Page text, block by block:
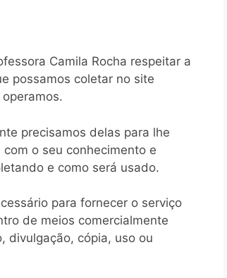
Camila Rocha respeitar a
possamos coletar no site
precisamos delas para lhe
o seu conhecimento e
e como será usado.
para fornecer o serviço
de meios comercialmente
divulgação, cópia, uso ou